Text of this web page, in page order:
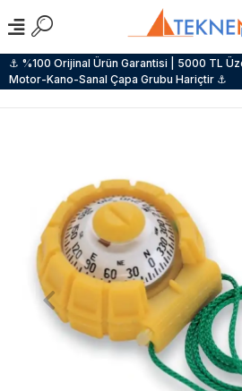
⚓ %100 Orijinal Ürün Garantisi | 5000 TL
Motor-Kano-Sanal Çapa Grubu Hariçtir ⚓